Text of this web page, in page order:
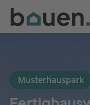
Bauen
Logo
Musterhauspark